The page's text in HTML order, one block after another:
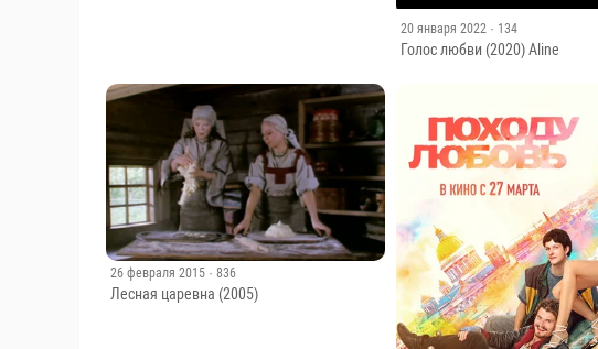
20 января 2022 · 134
Голос любви (2020) Aline
26 февраля 2015 · 836
Лесная царевна (2005)